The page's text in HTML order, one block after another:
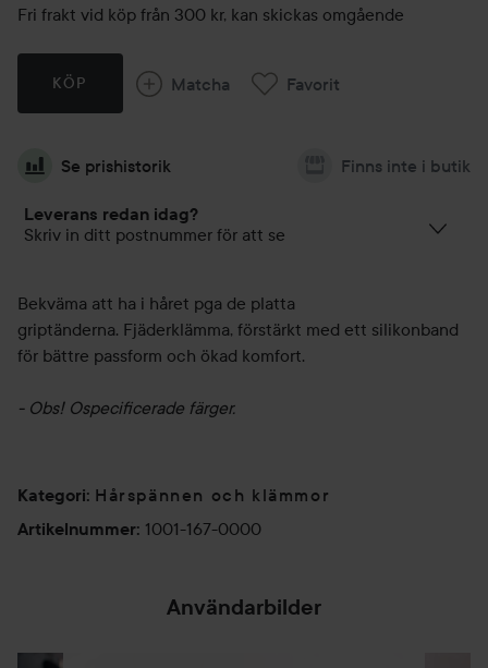
Fri frakt vid köp från 300 kr, kan skickas omgående
KÖP Matcha Favorit
Se prishistorik Finns inte i butik
Leverans redan idag?
Skriv in ditt postnummer för att se
Bekväma att ha i håret pga de platta
griptänderna. Fjäderklämma, förstärkt med ett silikonband
för bättre passform och ökad komfort.
- Obs! Ospecificerade färger.
Kategori: Hårspännen och klämmor
Artikelnummer: 1001-167-0000
Användarbilder